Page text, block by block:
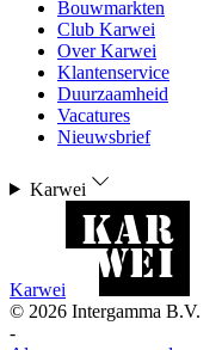
Bouwmarkten
Club Karwei
Over Karwei
Klantenservice
Duurzaamheid
Vacatures
Nieuwsbrief
Karwei
Karwei
© 2026 Intergamma B.V.
-